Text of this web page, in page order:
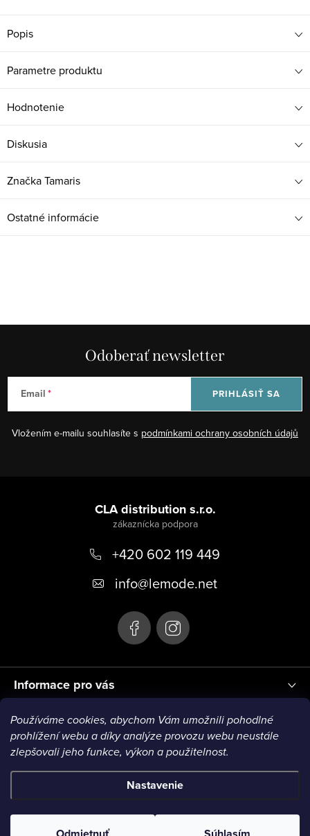
Používáme cookies, abychom Vám umožnili pohodlné
prohlížení webu a díky analýze provozu webu neustále
zlepšovali jeho funkce, výkon a použitelnost.
Nastavenie
Popis
Parametre produktu
Hodnotenie
Diskusia
ZnačkaTamaris
Ostatné informácie
Odoberať newsletter
Email
Vložením e-mailu souhlasíte s podmínkami ochrany osobních údajů
PRIHLÁSIŤ SA
Informace pro vás
CLA distribution s.r.o.
+420 602 119 449
info@lemode.net
Blog
Copyright 2026Le Mode. Všetky práva vyhradené.